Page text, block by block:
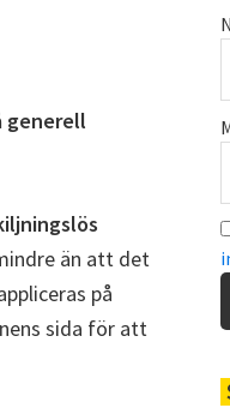
generell
än att det
på
sida för att